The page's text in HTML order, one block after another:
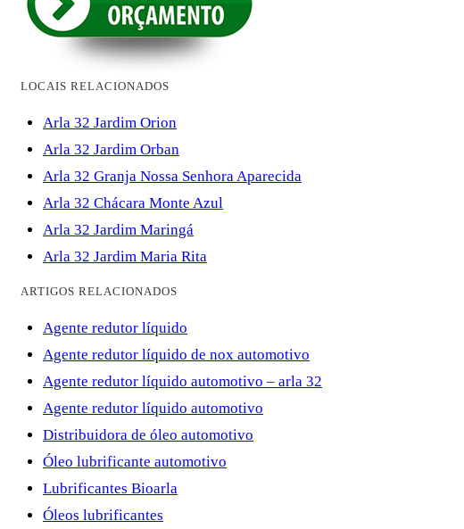
LOCAIS RELACIONADOS
Arla 32 Jardim Orion
Arla 32 Jardim Orban
Arla 32 Granja Nossa Senhora Aparecida
Arla 32 Chácara Monte Azul
Arla 32 Jardim Maringá
Arla 32 Jardim Maria Rita
ARTIGOS RELACIONADOS
Agente redutor líquido
Agente redutor líquido de nox automotivo
Agente redutor líquido automotivo – arla 32
Agente redutor líquido automotivo
Distribuidora de óleo automotivo
Óleo lubrificante automotivo
Lubrificantes Bioarla
Óleos lubrificantes